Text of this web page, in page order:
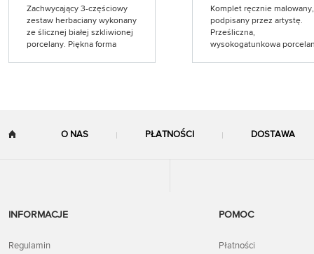
Zachwycający 3-częściowy
zestaw herbaciany wykonany
ze ślicznej białej szkliwionej
porcelany. Piękna forma
Carl Tielsch (Wałbrzych Stary
Komplet ręcznie malowany,
podpisany przez artystę.
Prześliczna,
wysokogatunkowa
forma kompletu. Zdobienie
Masz dodatkowe pytania,
O NAS PŁATNOŚCI DOSTAWA
INFORMACJE
Regulamin
POMOC
Płatności